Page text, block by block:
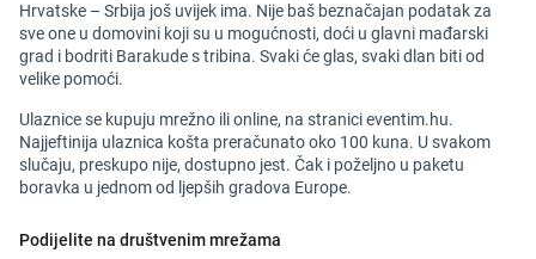
Hrvatske – Srbija još uvijek ima. Nije baš beznačajan podatak za
sve one u domovini koji su u mogućnosti, doći u glavni mađarski
grad i bodriti Barakude s tribina. Svaki će glas, svaki dlan biti od
velike pomoći.
Ulaznice se kupuju mrežno ili online, na stranici eventim.hu.
Najjeftinija ulaznica košta preračunato oko 100 kuna. U svakom
slučaju, preskupo nije, dostupno jest. Čak i poželjno u paketu
boravka u jednom od ljepših gradova Europe.
Podijelite na društvenim mrežama